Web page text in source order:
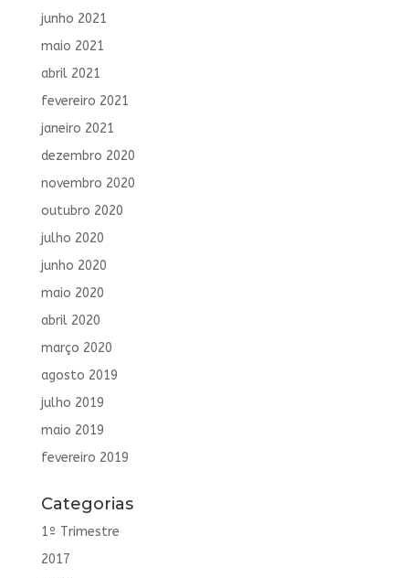
junho 2021
maio 2021
abril 2021
fevereiro 2021
janeiro 2021
dezembro 2020
novembro 2020
outubro 2020
julho 2020
junho 2020
maio 2020
abril 2020
março 2020
agosto 2019
julho 2019
maio 2019
fevereiro 2019
Categorias
1º Trimestre
2017